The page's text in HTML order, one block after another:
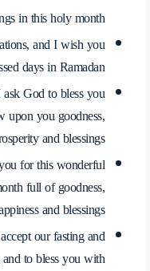
in this holy month.
and I wish you
days in Ramadan.
God to bless you
you goodness,
and blessings.
for this wonderful
full of goodness,
and blessings.
our fasting and
to bless you with